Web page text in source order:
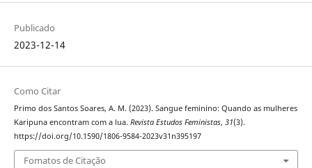
Publicado
2023-12-14
Como Citar
Primo dos Santos Soares, A. M. (2023). Sangue feminino: Quando as mulheres
Karipuna encontram com a lua. Revista Estudos Feministas, 31(3).
https://doi.org/10.1590/1806-9584-2023v31n395197
Fomatos de Citação